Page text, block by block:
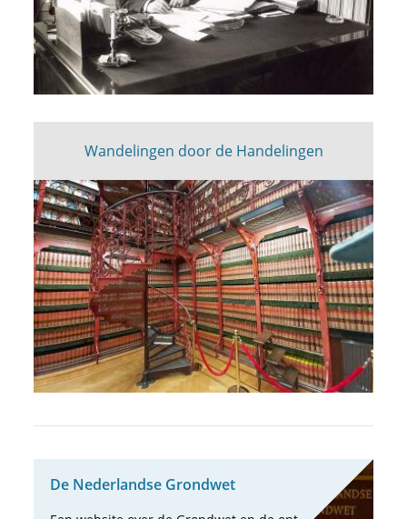
Wandelingen door de Handelingen
De Neder­landse Grond­wet